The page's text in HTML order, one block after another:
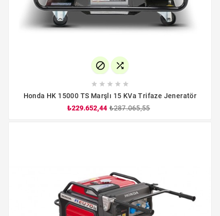
 
    
Honda HK 15000 TS Marşlı 15 KVa Trifaze Jeneratör
₺229.652,44 ₺287.065,55